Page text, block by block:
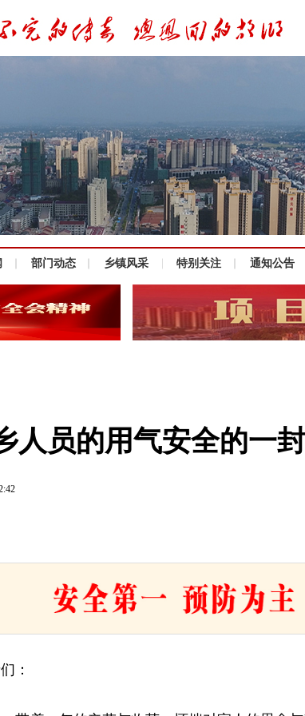
部门动态 乡镇风采 特别关注 通知公告
人员的用气安全的一
：